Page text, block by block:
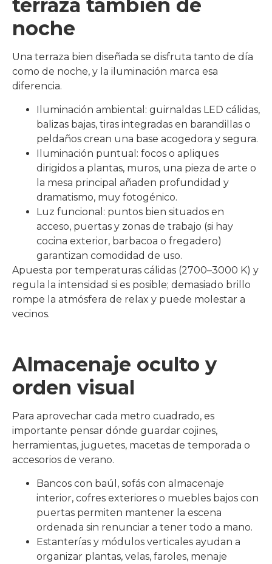
terraza también de
noche
Una terraza bien diseñada se disfruta tanto de día
como de noche, y la iluminación marca esa
diferencia.
Iluminación ambiental: guirnaldas LED cálidas,
balizas bajas, tiras integradas en barandillas o
peldaños crean una base acogedora y segura.
Iluminación puntual: focos o apliques
dirigidos a plantas, muros, una pieza de arte o
la mesa principal añaden profundidad y
dramatismo, muy fotogénico.​
Luz funcional: puntos bien situados en
acceso, puertas y zonas de trabajo (si hay
cocina exterior, barbacoa o fregadero)
garantizan comodidad de uso.
Apuesta por temperaturas cálidas (2700–3000 K) y
regula la intensidad si es posible; demasiado brillo
rompe la atmósfera de relax y puede molestar a
vecinos.
Almacenaje oculto y
orden visual
Para aprovechar cada metro cuadrado, es
importante pensar dónde guardar cojines,
herramientas, juguetes, macetas de temporada o
accesorios de verano.
Bancos con baúl, sofás con almacenaje
interior, cofres exteriores o muebles bajos con
puertas permiten mantener la escena
ordenada sin renunciar a tener todo a mano.
Estanterías y módulos verticales ayudan a
organizar plantas, velas, faroles, menaje